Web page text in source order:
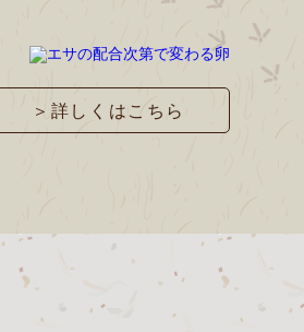
＞詳しくはこちら